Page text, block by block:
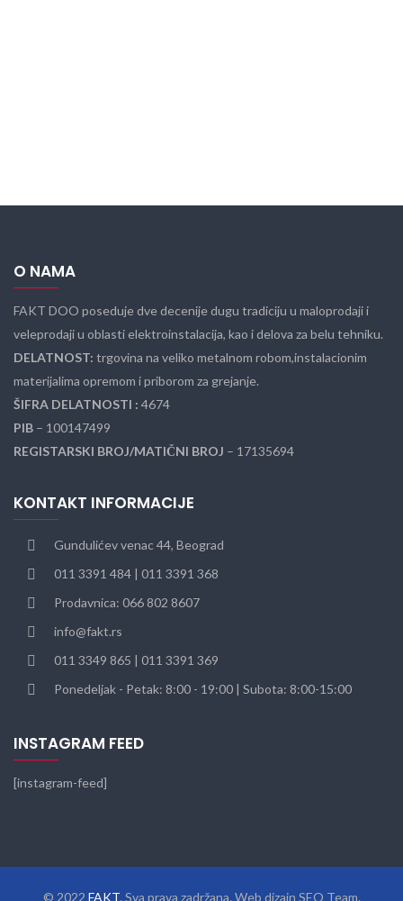
O NAMA
FAKT DOO poseduje dve decenije dugu tradiciju u maloprodaji i
veleprodaji u oblasti elektroinstalacija, kao i delova za belu tehniku.
DELATNOST: trgovina na veliko metalnom robom,instalacionim
materijalima opremom i priborom za grejanje.
ŠIFRA DELATNOSTI : 4674
PIB – 100147499
REGISTARSKI BROJ/MATIČNI BROJ – 17135694
KONTAKT INFORMACIJE
Gundulićev venac 44, Beograd
011 3391 484 | 011 3391 368
Prodavnica: 066 802 8607
info@fakt.rs
011 3349 865 | 011 3391 369
Ponedeljak - Petak: 8:00 - 19:00 | Subota: 8:00-15:00
INSTAGRAM FEED
[instagram-feed]
© 2022 FAKT. Sva prava zadržana. Web dizajn SEO Team.